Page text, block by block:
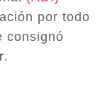
por todo
consignó
.